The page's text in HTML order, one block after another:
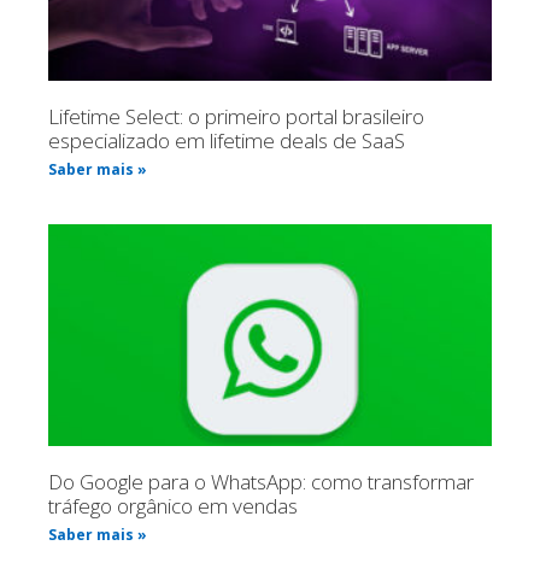
Lifetime Select: o primeiro portal brasileiro
especializado em lifetime deals de SaaS
Saber mais »
Do Google para o WhatsApp: como transformar
tráfego orgânico em vendas
Saber mais »